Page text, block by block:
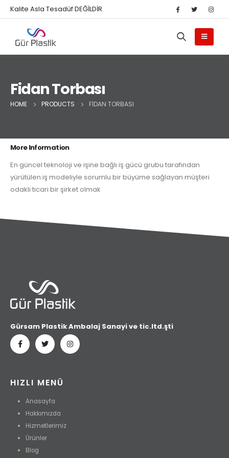
Kalite Asla Tesadüf DEĞİLDİR
Fidan Torbası
HOME PRODUCTS FIDAN TORBASI
More Information
En güncel teknoloji ve işine bağlı iş gücü grubu tarafından
yürütülen iş modeliyle sorumlu bir büyüme sağlayan müşteri
odaklı ticari bir şirket olmak
Gürsam Plastik Ambalaj Sanayi ve tic.ltd.şti
HIZLI MENÜ
Anasayfa
Hakkımızda
Hizmetlerimiz
Ürünler
Blog